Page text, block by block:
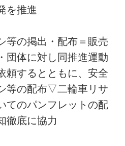
を推進
の掲出・配布＝販売
団体に対し同推進運動
頼するとともに、安全
等の配布▽二輪車リサ
てのパンフレットの配
徹底に協力